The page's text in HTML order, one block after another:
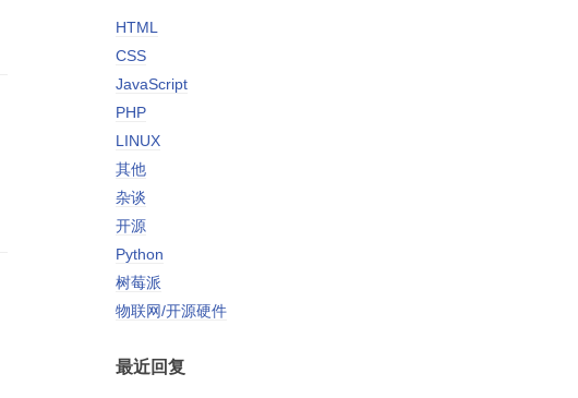
HTML
CSS
JavaScript
PHP
LINUX
其他
杂谈
开源
Python
树莓派
物联网/开源硬件
最近回复